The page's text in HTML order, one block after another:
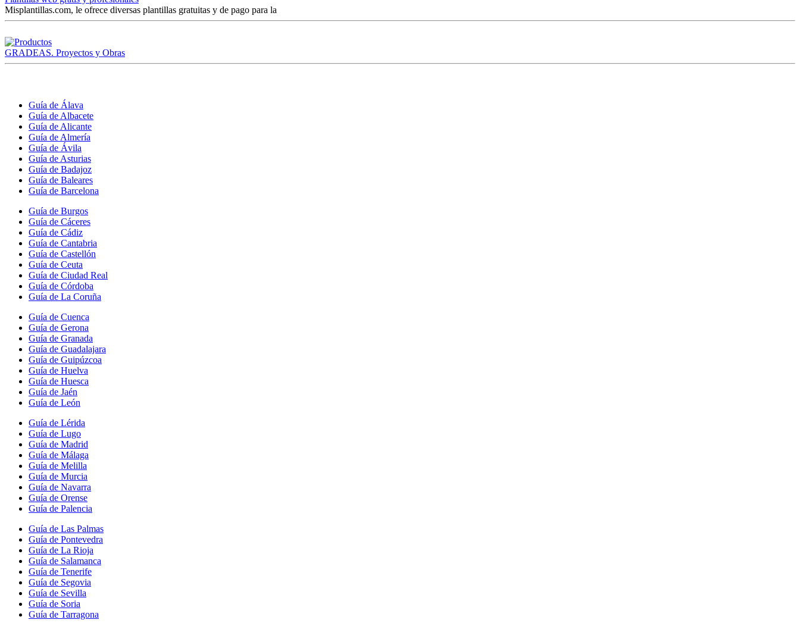
Misplantillas.com, le ofrece diversas plantillas gratuitas y de pago para la
GRADEAS. Proyectos y Obras
Guía de Álava
Guía de Albacete
Guía de Alicante
Guía de Almería
Guía de Ávila
Guía de Asturias
Guía de Badajoz
Guía de Baleares
Guía de Barcelona
Guía de Burgos
Guía de Cáceres
Guía de Cádiz
Guía de Cantabria
Guía de Castellón
Guía de Ceuta
Guía de Ciudad Real
Guía de Córdoba
Guía de La Coruña
Guía de Cuenca
Guía de Gerona
Guía de Granada
Guía de Guadalajara
Guía de Guipúzcoa
Guía de Huelva
Guía de Huesca
Guía de Jaén
Guía de León
Guía de Lérida
Guía de Lugo
Guía de Madrid
Guía de Málaga
Guía de Melilla
Guía de Murcia
Guía de Navarra
Guía de Orense
Guía de Palencia
Guía de Las Palmas
Guía de Pontevedra
Guía de La Rioja
Guía de Salamanca
Guía de Tenerife
Guía de Segovia
Guía de Sevilla
Guía de Soria
Guía de Tarragona